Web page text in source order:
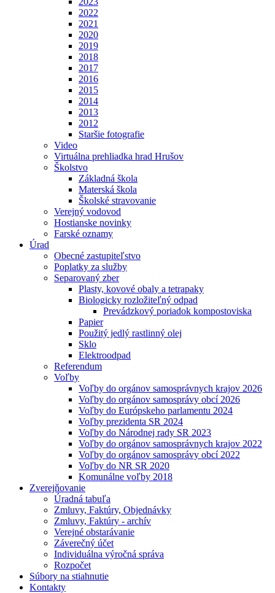
2022
2021
2020
2019
2018
2017
2016
2015
2014
2013
2012
Staršie fotografie
Video
Virtuálna prehliadka hrad Hrušov
Školstvo
Základná škola
Materská škola
Školské stravovanie
Verejný vodovod
Hostianske novinky
Farské oznamy
Úrad
Obecné zastupiteľstvo
Poplatky za služby
Separovaný zber
Plasty, kovové obaly a tetrapaky
Biologicky rozložiteľný odpad
Prevádzkový poriadok kompostoviska
Papier
Použitý jedlý rastlinný olej
Sklo
Elektroodpad
Referendum
Voľby
Voľby do orgánov samosprávnych krajov 2026
Voľby do orgánov samosprávy obcí 2026
Voľby do Európskeho parlamentu 2024
Voľby prezidenta SR 2024
Voľby do Národnej rady SR 2023
Voľby do orgánov samosprávnych krajov 2022
Voľby do orgánov samosprávy obcí 2022
Voľby do NR SR 2020
Komunálne voľby 2018
Zverejňovanie
Úradná tabuľa
Zmluvy, Faktúry, Objednávky
Zmluvy, Faktúry - archív
Verejné obstarávanie
Záverečný účet
Individuálna výročná správa
Rozpočet
Súbory na stiahnutie
Kontakty